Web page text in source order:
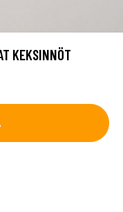
KEKSINNÖT